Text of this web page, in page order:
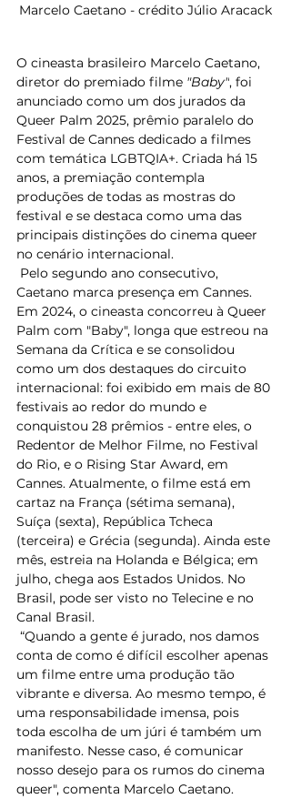
Marcelo Caetano - crédito Júlio Aracack
O cineasta brasileiro Marcelo Caetano,
diretor do premiado filme "Baby", foi
anunciado como um dos jurados da
Queer Palm 2025, prêmio paralelo do
Festival de Cannes dedicado a filmes
com temática LGBTQIA+. Criada há 15
anos, a premiação contempla
produções de todas as mostras do
festival e se destaca como uma das
principais distinções do cinema queer
no cenário internacional.
Caetano marca presença em Cannes.
Em 2024, o cineasta concorreu à Queer
Palm com "Baby", longa que estreou na
Semana da Crítica e se consolidou
como um dos destaques do circuito
internacional: foi exibido em mais de 80
festivais ao redor do mundo e
conquistou 28 prêmios - entre eles, o
Redentor de Melhor Filme, no Festival
do Rio, e o Rising Star Award, em
Cannes. Atualmente, o filme está em
cartaz na França (sétima semana),
Suíça (sexta), República Tcheca
(terceira) e Grécia (segunda). Ainda este
mês, estreia na Holanda e Bélgica; em
julho, chega aos Estados Unidos. No
Brasil, pode ser visto no Telecine e no
Canal Brasil.
conta de como é difícil escolher apenas
um filme entre uma produção tão
vibrante e diversa. Ao mesmo tempo, é
uma responsabilidade imensa, pois
toda escolha de um júri é também um
manifesto. Nesse caso, é comunicar
nosso desejo para os rumos do cinema
queer", comenta Marcelo Caetano.